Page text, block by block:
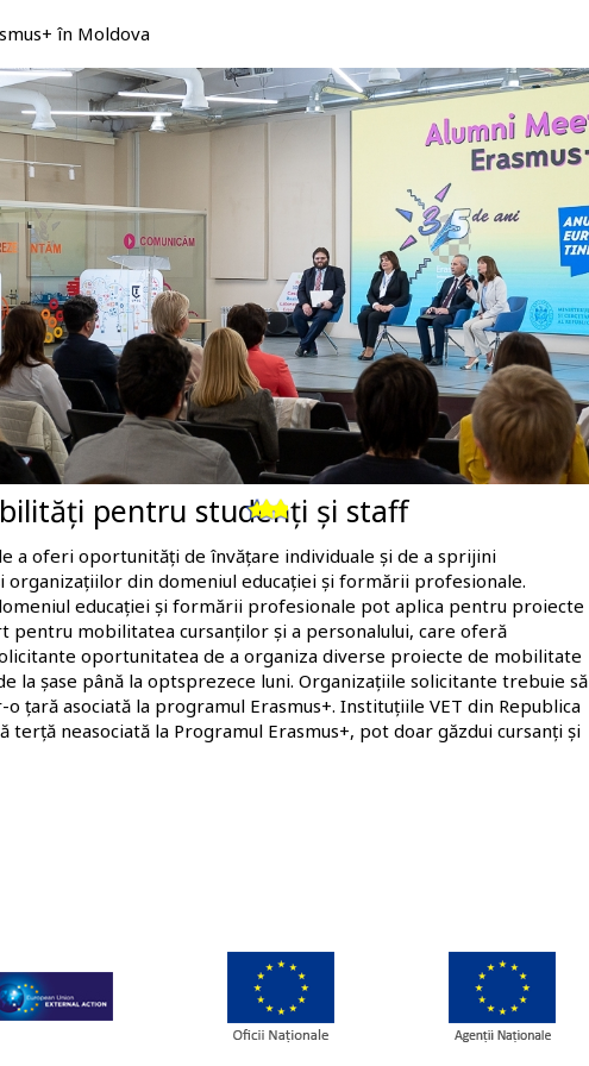
în Moldova
pentru studenți și staff
a oferi oportunități de învățare individuale și de a sprijini
din domeniul educației și formării profesionale.
educației și formării profesionale pot aplica pentru proiecte
pentru mobilitatea cursanților și a personalului, care oferă
oportunitatea de a organiza diverse proiecte de mobilitate
la șase până la optsprezece luni. Organizațiile solicitante trebuie să
țară asociată la programul Erasmus+. Instituțiile VET din Republica
terță neasociată la Programul Erasmus+, pot doar găzdui cursanți și